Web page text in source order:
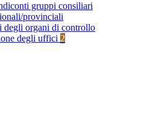
gruppi consiliari
provinciali
degli organi di controllo
degli uffici 2